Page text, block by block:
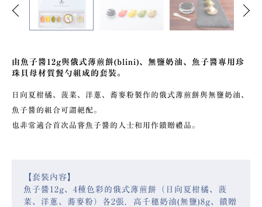
Previous Next
由魚子醬12g與俄式薄煎餅(blini)、無鹽奶油、魚子醬專用珍
珠貝母材質餐勺組成的套裝。
日向夏柑橘、菠菜、洋蔥、蕎麥粉製作的俄式薄煎餅與無鹽奶油、
魚子醬的組合可謂絕配。
也非常適合首次品嘗魚子醬的人士和用作饋贈禮品。
【套裝內容】
魚子醬12g、4種色彩的俄式薄煎餅（日向夏柑橘、菠
菜、洋蔥、蕎麥粉）各2張，高千穗奶油(無鹽)8g、饋贈